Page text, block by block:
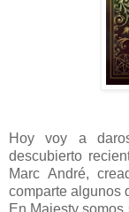
Hoy voy a
descubierto
Marc André,
comparte algunos